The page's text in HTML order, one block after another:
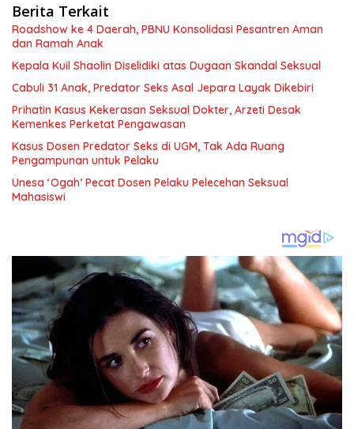
Berita Terkait
Roadshow ke 4 Daerah, PBNU Konsolidasi Pesantren Aman
dan Ramah Anak
Kepala Kuil Shaolin Diselidiki atas Dugaan Skandal Seksual
Cabuli 31 Anak, Predator Seks Asal Jepara Layak Dikebiri
Prihatin Kasus Kekerasan Seksual Dokter, Arzeti Desak
Kemenkes Perketat Pengawasan
Kasus Dosen Predator Seks di UGM, Tak Ada Ruang
Pengampunan untuk Pelaku
Unesa ‘Ogah’ Pecat Dosen Pelaku Pelecehan Seksual
Mahasiswi